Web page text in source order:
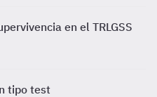
en el TRLGSS
tipo test